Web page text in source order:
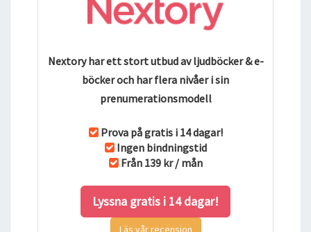
Nextory har ett stort utbud av ljudböcker & e-
böcker och har flera nivåer i sin
prenumerationsmodell
Prova på gratis i 14 dagar!
Ingen bindningstid
Från 139 kr / mån
Lyssna gratis i 14 dagar!
Läs vår recension